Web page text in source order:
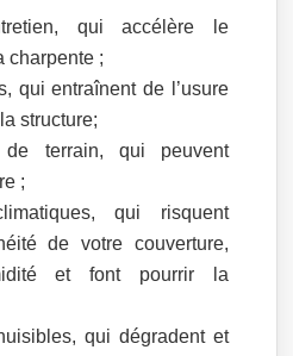
qui accélère le
charpente ;
qui entraînent de l’usure
structure;
de terrain, qui peuvent
;
qui risquent
de votre couverture,
et font pourrir la
qui dégradent et